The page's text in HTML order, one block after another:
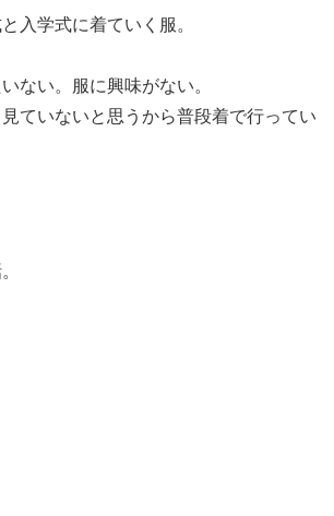
入学式に着ていく服。
ない。服に興味がない。
ていないと思うから普段着で行ってい